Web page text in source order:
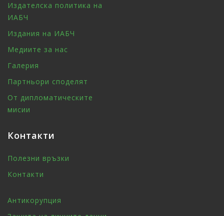
Издателска политика на
ИАБЧ
Издания на ИАБЧ
Медиите за нас
Галерия
Партньори споделят
От дипломатическите
мисии
Контакти
Полезни връзки
Контакти
Антикорупция